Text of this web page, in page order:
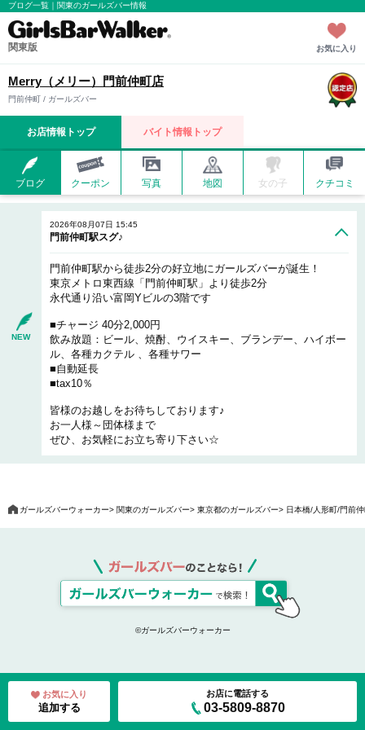
ブログ一覧｜関東のガールズバー情報
関東版 お気に入り
Merry（メリー）門前仲町店
門前仲町 / ガールズバー
お店情報トップ バイト情報トップ
ブログ クーポン 写真 地図 女の子 クチコミ
NEW
2026年08月07日 15:45
門前仲町駅スグ♪
門前仲町駅から徒歩2分の好立地にガールズバーが誕生！
東京メトロ東西線「門前仲町駅」より徒歩2分
永代通り沿い富岡Yビルの3階です
■チャージ 40分2,000円
飲み放題：ビール、焼酎、ウイスキー、ブランデー、ハイボー
ル、各種カクテル 、各種サワー
■自動延長
■tax10％
皆様のお越しをお待ちしております♪
お一人様～団体様まで
ぜひ、お気軽にお立ち寄り下さい☆
お気に入り
追加する
お店に電話する
03-5809-8870
ガールズバーウォーカー 関東のガールズバー 東京都のガールズバー 日本橋/人形町/門前
©ガールズバーウォーカー